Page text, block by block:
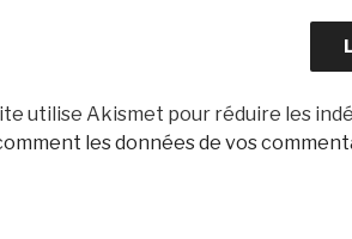
utilise Akismet pour réduire les
les données de vos